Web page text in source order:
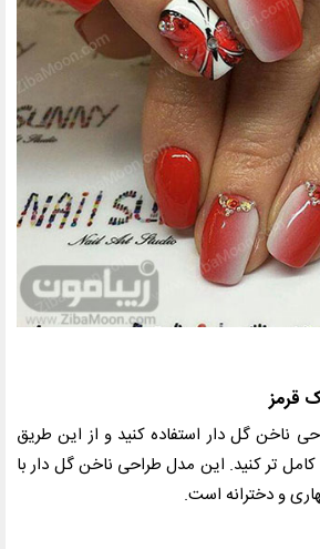
قرمز
ناخن گل دار استفاده کنید و از این طریق
تر کنید. این مدل طراحی ناخن گل دار با
و دخترانه است.